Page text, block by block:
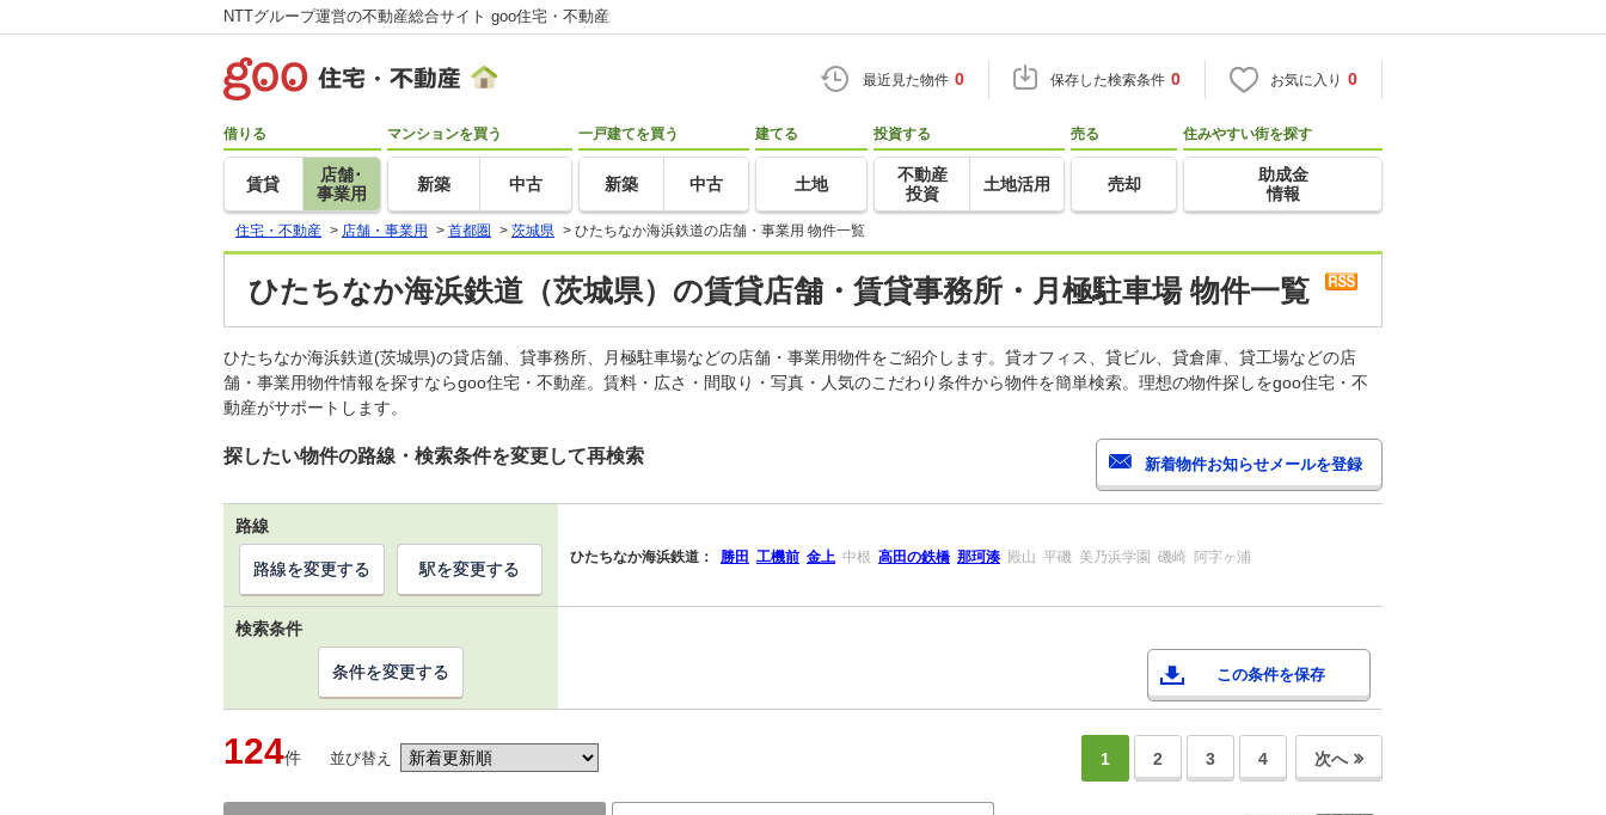
NTTグループ運営の不動産総合サイト goo住宅・不動産
最近見た物件 0 保存した検索条件 0 お気に入り 0
借りる
賃貸
店舗･
事業用
マンションを買う
新築 中古
一戸建てを買う
新築 中古
建てる
土地
投資する
不動産
投資
土地活用
売る
売却
住みやすい街を探す
助成金
情報
住宅・不動産 > 店舗・事業用 > 首都圏 > 茨城県 > ひたちなか海浜鉄道の店舗・事業用 物件一覧
ひたちなか海浜鉄道（茨城県）の賃貸店舗・賃貸事務所・月極駐車場 物件一覧
ひたちなか海浜鉄道(茨城県)の貸店舗、貸事務所、月極駐車場などの店舗・事業用物件をご紹介します。貸オフィス、貸ビル、貸倉庫、貸工場などの店
舗・事業用物件情報を探すならgoo住宅・不動産。賃料・広さ・間取り・写真・人気のこだわり条件から物件を簡単検索。理想の物件探しをgoo住宅・不
動産がサポートします。
探したい物件の路線・検索条件を変更して再検索
路線
ひたちなか海浜鉄道： 勝田 工機前 金上 中根 高田の鉄橋 那珂湊 殿山 平磯 美乃浜学園 磯崎 阿字ヶ浦
路線を変更する 駅を変更する
検索条件
この条件を保存
条件を変更する
124件 並び替え 1 2 3 4 次へ